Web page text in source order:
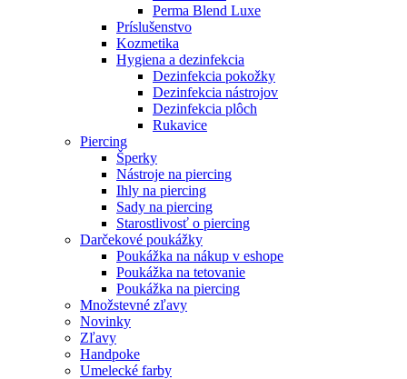
Perma Blend Luxe
Príslušenstvo
Kozmetika
Hygiena a dezinfekcia
Dezinfekcia pokožky
Dezinfekcia nástrojov
Dezinfekcia plôch
Rukavice
Piercing
Šperky
Nástroje na piercing
Ihly na piercing
Sady na piercing
Starostlivosť o piercing
Darčekové poukážky
Poukážka na nákup v eshope
Poukážka na tetovanie
Poukážka na piercing
Množstevné zľavy
Novinky
Zľavy
Handpoke
Umelecké farby